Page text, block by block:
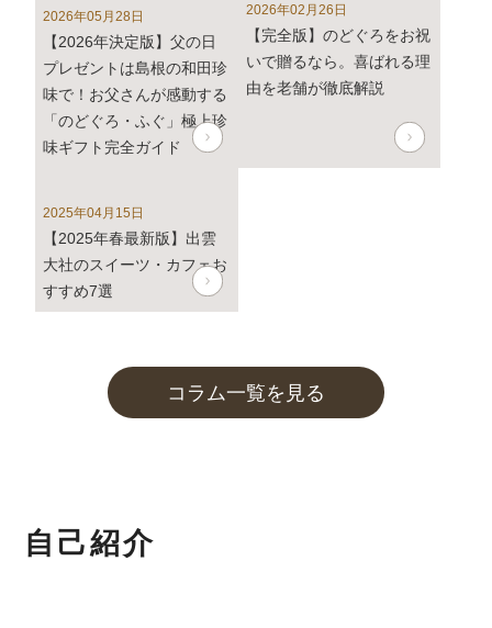
2024年3月1日大感謝祭「春のうまいもん」開催中！
2024年2月8日 【本店カフェイベントのお知らせ】
2月9日は「ふくの日」
2月9日より4日間、「ふくの日」イベント・抹茶フェア
を開催します。
年内発送受付は12月22日(金)午前中までとなります。12
月22日(金)午後以降のご注文は2024年1月12日(金)から
のお届けとなります。予めご了承下さい。
2023年12月5日 実店舗の年末年始の営業時間について
2023年9月7日 【本店カフェイベントのお知らせ】
「お月見カフェ」
2026年05月28日
【2026年決定版】父の日
プレゼントは島根の和田珍
味で！お父さんが感動する
「のどぐろ・ふぐ」極上珍
味ギフト完全ガイド
2026年02月26日
【完全版】のどぐろをお祝
いで贈るなら。喜ばれる理
由を老舗が徹底解説
2025年04月15日
【2025年春最新版】出雲
大社のスイーツ・カフェお
すすめ7選
コラム一覧を見る
自己紹介